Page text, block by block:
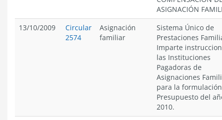
ASIGNACIÓN
13/10/2009
Circular
2574
Asignación
familiar
Sistema Único de
Prestaciones
Imparte
las Instituciones
Pagadoras de
Asignaciones
para la
Presupuesto del
2010.